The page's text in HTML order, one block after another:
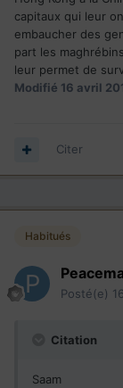
capitaux qui leur
embaucher des
part les
leur permet de
Modifié 16 avril
Citer
Habitués
Posté(e)
Citation
Saam